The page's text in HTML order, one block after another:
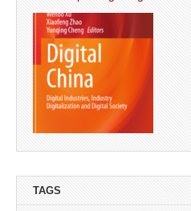
TAGS